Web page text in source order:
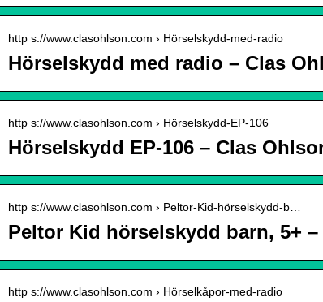
http s://www.clasohlson.com › Hörselskydd-med-radio
Hörselskydd med radio – Clas
http s://www.clasohlson.com › Hörselskydd-EP-106
Hörselskydd EP-106 – Clas
http s://www.clasohlson.com › Peltor-Kid-hörselskydd-b…
Peltor Kid hörselskydd barn, 5+
http s://www.clasohlson.com › Hörselkåpor-med-radio